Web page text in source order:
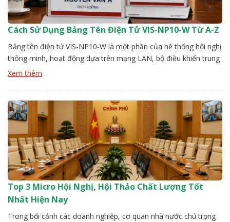
Cách Sử Dụng Bảng Tên Điện Tử VIS-NP10-W Từ A-Z
Bảng tên điện tử VIS-NP10-W là một phần của hệ thống hội nghị
thông minh, hoạt động dựa trên mạng LAN, bộ điều khiển trung
tâm. Để hệ thống ổn định người dùng cần thực hiện đúng các
thuật Vissonic sẽ hướng […]
Xem thêm
Top 3 Micro Hội Nghị, Hội Thảo Chất Lượng Tốt
Nhất Hiện Nay
Trong bối cảnh các doanh nghiệp, cơ quan nhà nước chú trọng